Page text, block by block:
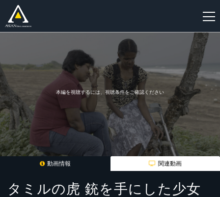
登
録
本編を視聴するには、視聴条件をご確認ください
動画情報 関連動画
タミルの虎 銃を手にした少女